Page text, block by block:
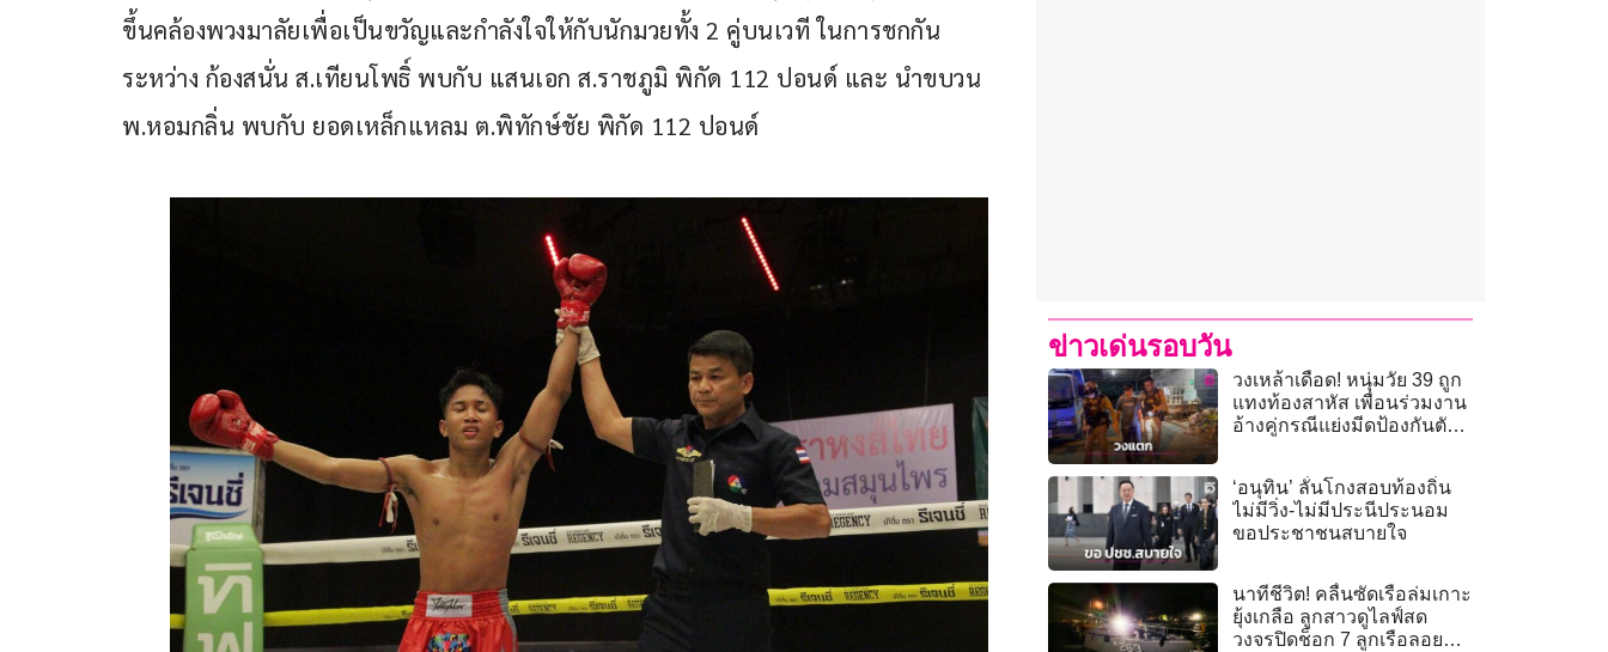
ขึ้นคล้องพวงมาลัยเพื่อเป็นขวัญและกำลังใจให้กับนักมวยทั้ง 2 คู่บนเวที ในการชกกัน
ระหว่าง ก้องสนั่น ส.เทียนโพธิ์ พบกับ แสนเอก ส.ราชภูมิ พิกัด 112 ปอนด์ และ นำขบวน
พ.หอมกลิ่น พบกับ ยอดเหล็กแหลม ต.พิทักษ์ชัย พิกัด 112 ปอนด์
ข่าวเด่นรอบวัน
วงเหล้าเดือด! หนุ่มวัย 39 ถูก
แทงท้องสาหัส เพื่อนร่วมงาน
อ้างคู่กรณีแย่งมีดป้องกันตัว
‘อนุทิน’ ลั่นโกงสอบท้องถิ่น
ไม่มีวิ่ง-ไม่มีประนีประนอม
ขอประชาชนสบายใจ
นาทีชีวิต! คลื่นซัดเรือล่มเกาะ
ยุ้งเกลือ ลูกสาวดูไลฟ์สด
วงจรปิดช็อก 7 ลูกเรือลอยคอ